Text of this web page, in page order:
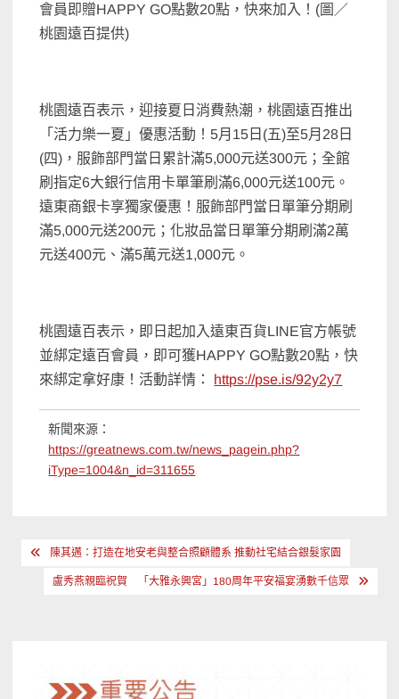
會員即贈HAPPY GO點數20點，快來加入！(圖／
桃園遠百提供)
桃園遠百表示，迎接夏日消費熱潮，桃園遠百推出
「活力樂一夏」優惠活動！5月15日(五)至5月28日
(四)，服飾部門當日累計滿5,000元送300元；全館
刷指定6大銀行信用卡單筆刷滿6,000元送100元。
遠東商銀卡享獨家優惠！服飾部門當日單筆分期刷
滿5,000元送200元；化妝品當日單筆分期刷滿2萬
元送400元、滿5萬元送1,000元。
桃園遠百表示，即日起加入遠東百貨LINE官方帳號
並綁定遠百會員，即可獲HAPPY GO點數20點，快
來綁定拿好康！活動詳情： https://pse.is/92y2y7
新聞來源：
https://greatnews.com.tw/news_pagein.php?
iType=1004&n_id=311655
文 陳其邁：打造在地安老與整合照顧體系 推動社宅結合銀髮家園
盧秀燕親臨祝賀 「大雅永興宮」180周年平安福宴湧數千信眾